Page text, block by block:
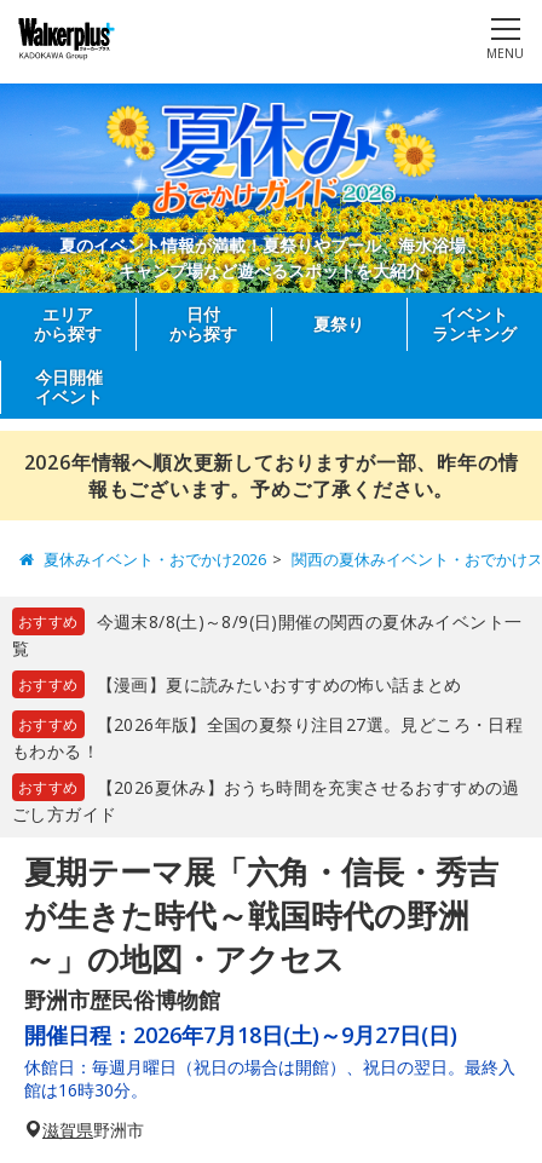
MENU
夏のイベント情報が満載！夏祭りやプール、海水浴場、
キャンプ場など遊べるスポットを大紹介
エリア
から探す
日付
から探す
夏祭り
イベント
ランキング
今日開催
イベント
2026年情報へ順次更新しておりますが一部、昨年の情
報もございます。予めご了承ください。
夏休みイベント・おでかけ2026 関西の夏休みイベント・おでかけ
おすすめ
今週末8/8(土)～8/9(日)開催の関西の夏休みイベント一
覧
おすすめ 【漫画】夏に読みたいおすすめの怖い話まとめ
おすすめ
【2026年版】全国の夏祭り注目27選。見どころ・日程
もわかる！
おすすめ
【2026夏休み】おうち時間を充実させるおすすめの過
ごし方ガイド
夏期テーマ展「六角・信長・秀吉
が生きた時代～戦国時代の野洲
～」の地図・アクセス
野洲市歴民俗博物館
開催日程： 2026年7月18日(土)～9月27日(日)
休館日：毎週月曜日（祝日の場合は開館）、祝日の翌日。最終入
館は16時30分。
滋賀県野洲市